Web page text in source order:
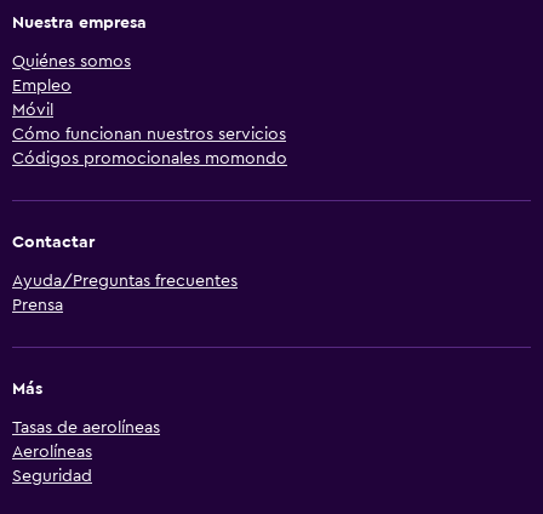
Nuestra empresa
Quiénes somos
Empleo
Móvil
Cómo funcionan nuestros servicios
Códigos promocionales momondo
Contactar
Ayuda/Preguntas frecuentes
Prensa
Más
Tasas de aerolíneas
Aerolíneas
Seguridad